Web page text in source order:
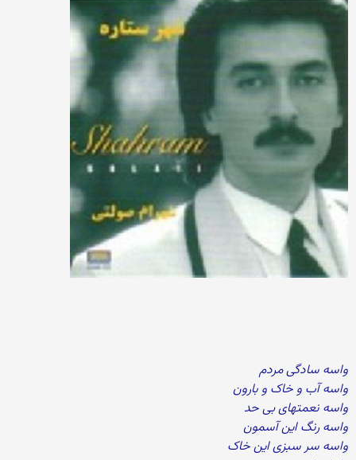
واسه سادگی مردم
واسه آب و خاک و بارون
واسه نعمتهای بی حد
واسه رنگ این آسمون
واسه سر سبزی این خاک